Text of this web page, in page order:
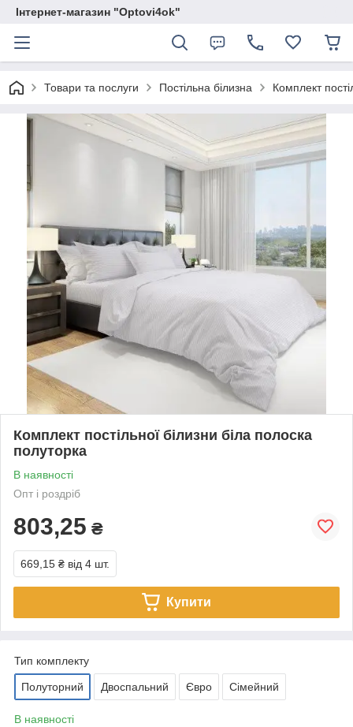
Інтернет-магазин "Optovi4ok"
Товари та послуги Постільна білизна Комплект
Комплект постільної білизни біла полоска
полуторка
В наявності
Опт і роздріб
803,25 ₴
669,15 ₴ від 4 шт.
Купити
Тип комплекту
Полуторний Двоспальний Євро Сімейний
В наявності